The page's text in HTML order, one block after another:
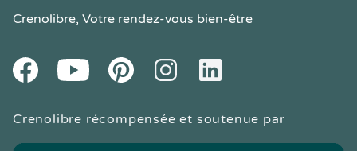
Crenolibre, Votre rendez-vous bien-être
FacebookYoutube PinteresetInstagramLinkedIn
Crenolibre récompensée et soutenue par